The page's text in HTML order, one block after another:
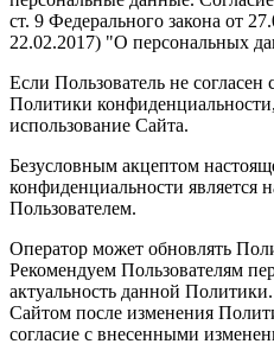
ст. 9 Федерального закона от
22.02.2017) "О персональных
Если Пользователь не
Политики
использование Сайта.
Безусловным акцептом
конфиденциальности является
Пользователем.
Оператор может обновлять
Рекомендуем Пользователям
актуальность данной
Сайтом после изменения
согласие с внесенными